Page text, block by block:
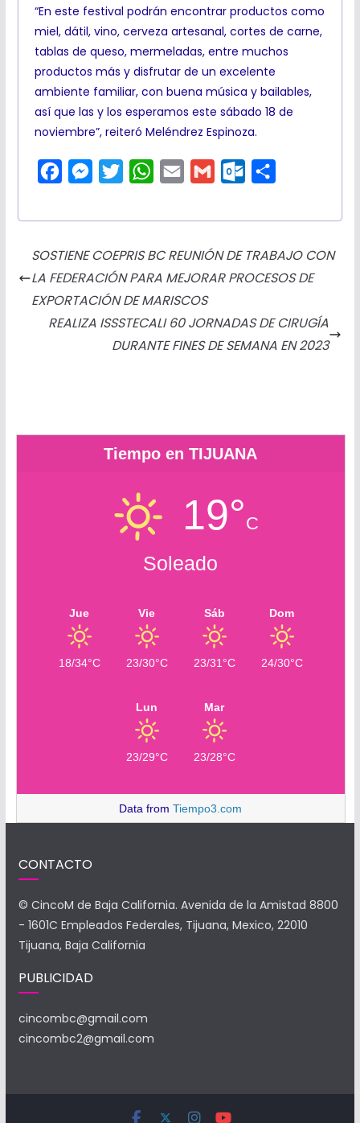
“En este festival podrán encontrar productos como
miel, dátil, vino, cerveza artesanal, cortes de carne,
tablas de queso, mermeladas, entre muchos
productos más y disfrutar de un excelente
ambiente familiar, con buena música y bailables,
así que las y los esperamos este sábado 18 de
noviembre”, reiteró Meléndrez Espinoza.
c
o
o
M
s
n
g
i
e
r
W
a
A
p
p
a
a
t
k
.
m
t
i
SOSTIENE COEPRIS BC REUNIÓN DE TRABAJO CON
LA FEDERACIÓN PARA MEJORAR PROCESOS DE
EXPORTACIÓN DE MARISCOS
REALIZA ISSSTECALI 60 JORNADAS DE CIRUGÍA
DURANTE FINES DE SEMANA EN 2023
Tiempo en TIJUANA
19°C
Soleado
Jue
18/34°C
Vie
23/30°C
Sáb
23/31°C
Dom
24/30°C
Lun
23/29°C
Mar
23/28°C
Data fromTiempo3.com
CONTACTO
© CincoM de Baja California. Avenida de la Amistad 8800
- 1601C Empleados Federales, Tijuana, Mexico, 22010
Tijuana, Baja California
PUBLICIDAD
cincombc@gmail.com
cincombc2@gmail.com